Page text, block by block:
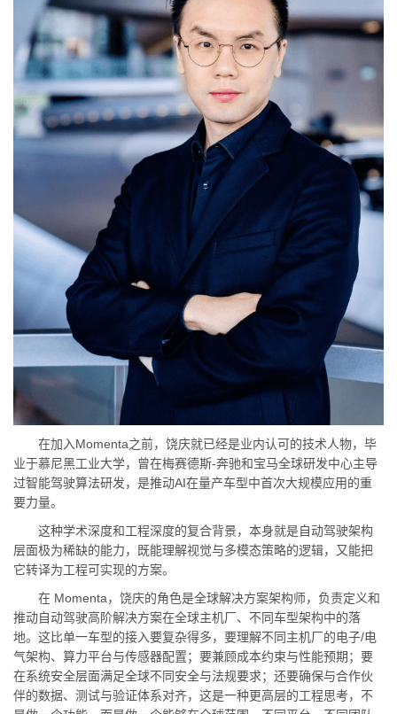
在加入Momenta之前，饶庆就已经是业内认可的技术人物，毕
业于慕尼黑工业大学，曾在梅赛德斯-奔驰和宝马全球研发中心主导
过智能驾驶算法研发，是推动AI在量产车型中首次大规模应用的重
要力量。
这种学术深度和工程深度的复合背景，本身就是自动驾驶架构
层面极为稀缺的能力，既能理解视觉与多模态策略的逻辑，又能把
它转译为工程可实现的方案。
在 Momenta，饶庆的角色是全球解决方案架构师，负责定义和
推动自动驾驶高阶解决方案在全球主机厂、不同车型架构中的落
地。这比单一车型的接入要复杂得多，要理解不同主机厂的电子/电
气架构、算力平台与传感器配置；要兼顾成本约束与性能预期；要
在系统安全层面满足全球不同安全与法规要求；还要确保与合作伙
伴的数据、测试与验证体系对齐，这是一种更高层的工程思考，不